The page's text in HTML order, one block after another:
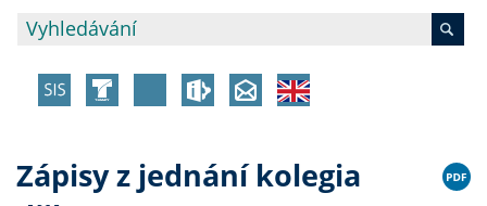
Zápisy z jednání kolegia